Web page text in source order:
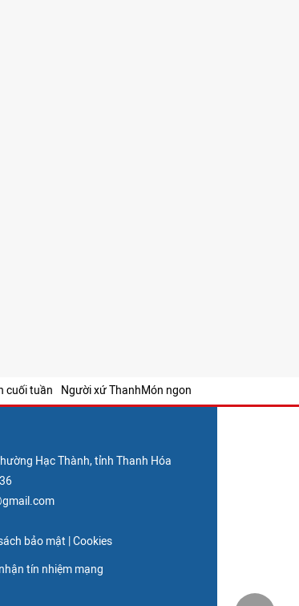
cuối tuần Người xứ ThanhMón ngon
Hạc Thành, tỉnh Thanh Hóa
bảo mật Cookies